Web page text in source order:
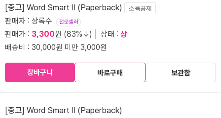
[중고] Word Smart II (Paperback) 소득공제
판매자 : 상록수 전문셀러
판매가 : 3,300원 (83%↓) │ 상태 : 상
배송비 : 30,000원 미만 3,000원
장바구니 바로구매 보관함
[중고] Word Smart II (Paperback)